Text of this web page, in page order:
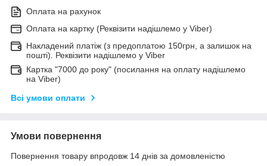
Оплата на рахунок
Оплата на картку (Реквізити надішлемо у Viber)
Накладений платіж (з предоплатою 150грн, а залишок на
пошті). Реквізити надішлемо у Viber
Картка "7000 до року" (посилання на оплату надішлемо
на Viber)
Всі умови оплати
Умови повернення
Повернення товару впродовж 14 днів за домовленістю